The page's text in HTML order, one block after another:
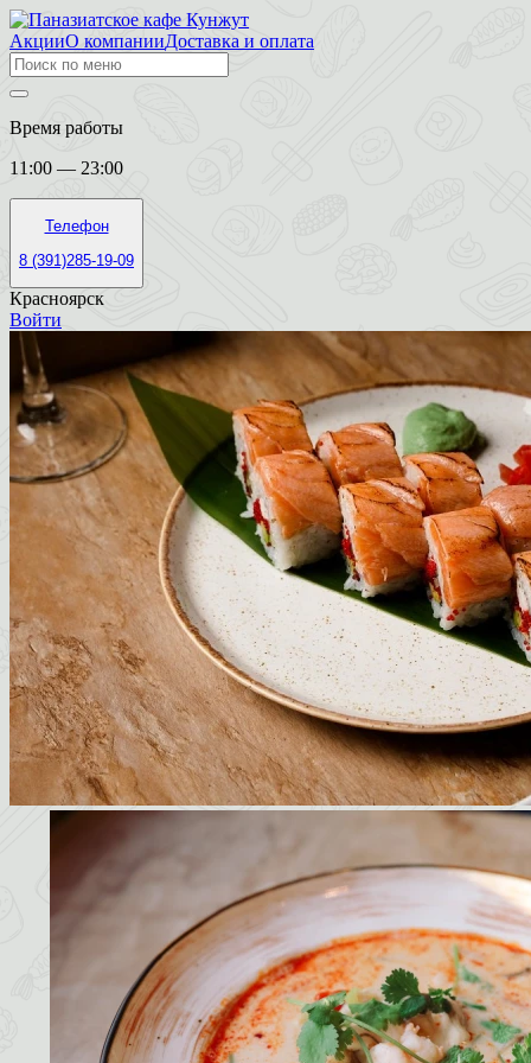
АкцииО компанииДоставка и оплата
Время работы
11:00 — 23:00
Телефон
8 (391)285-19-09
Красноярск
Войти